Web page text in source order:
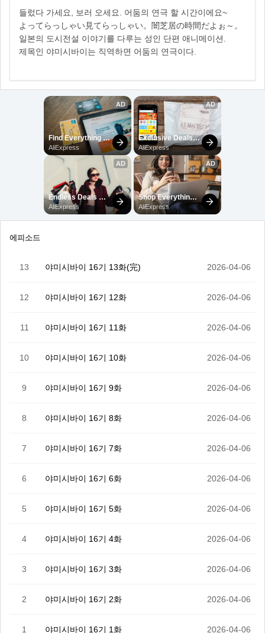
들렀다 가세요, 보러 오세요. 어둠의 연극 할 시간이에요~
よってらっしゃい見てらっしゃい。闇芝居の時間だよぉ～。
일본의 도시전설 이야기를 다루는 성인 단편 애니메이션.
제목인 야미시바이는 직역하면 어둠의 연극이다.
에피소드
13 야미시바이 16기 13화(完) 2026-04-06
12 야미시바이 16기 12화 2026-04-06
11 야미시바이 16기 11화 2026-04-06
10 야미시바이 16기 10화 2026-04-06
9 야미시바이 16기 9화 2026-04-06
8 야미시바이 16기 8화 2026-04-06
7 야미시바이 16기 7화 2026-04-06
6 야미시바이 16기 6화 2026-04-06
5 야미시바이 16기 5화 2026-04-06
4 야미시바이 16기 4화 2026-04-06
3 야미시바이 16기 3화 2026-04-06
2 야미시바이 16기 2화 2026-04-06
1 야미시바이 16기 1화 2026-04-06